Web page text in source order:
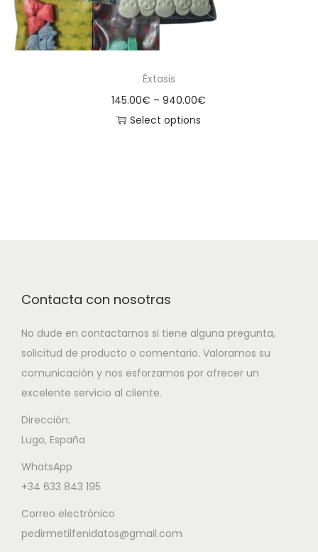
Éxtasis
145.00€ – 940.00€
Select options
Contacta con nosotras
No dude en contactarnos si tiene alguna pregunta,
solicitud de producto o comentario. Valoramos su
comunicación y nos esforzamos por ofrecer un
excelente servicio al cliente.
Dirección:
Lugo, España
WhatsApp
+34 633 843 195
Correo electrónico
pedirmetilfenidatos@gmail.com